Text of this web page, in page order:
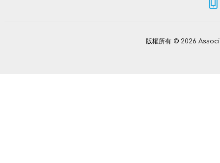
版權所有 © 2026